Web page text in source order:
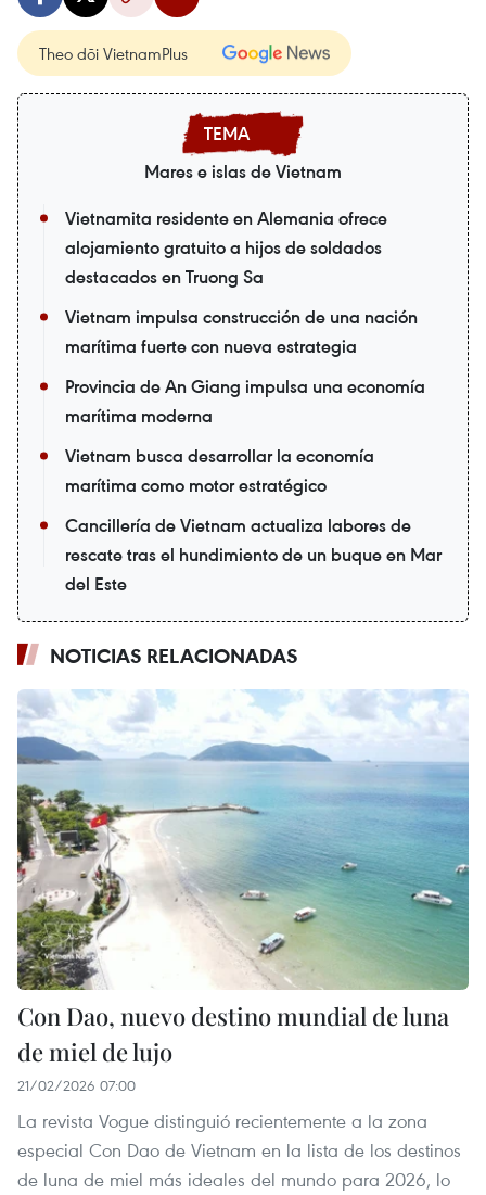
Theo dõi VietnamPlus
Mares e islas de Vietnam
Vietnamita residente en Alemania ofrece
alojamiento gratuito a hijos de soldados
destacados en Truong Sa
Vietnam impulsa construcción de una nación
marítima fuerte con nueva estrategia
Provincia de An Giang impulsa una economía
marítima moderna
Vietnam busca desarrollar la economía
marítima como motor estratégico
Cancillería de Vietnam actualiza labores de
rescate tras el hundimiento de un buque en Mar
del Este
NOTICIAS RELACIONADAS
Con Dao, nuevo destino mundial de luna
de miel de lujo
21/02/2026 07:00
La revista Vogue distinguió recientemente a la zona
especial Con Dao de Vietnam en la lista de los destinos
de luna de miel más ideales del mundo para 2026, lo